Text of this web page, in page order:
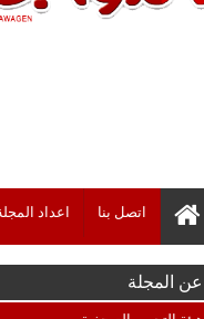
اتصل بنا اعداد
عن المجلة